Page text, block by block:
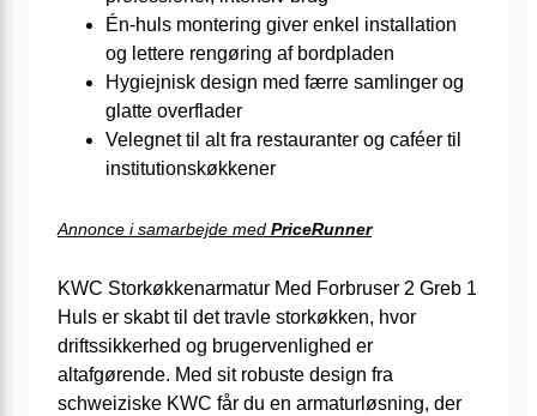
Én-huls montering giver enkel installation
og lettere rengøring af bordpladen
Hygiejnisk design med færre samlinger og
glatte overflader
Velegnet til alt fra restauranter og caféer til
institutionskøkkener
Annonce i samarbejde med PriceRunner
KWC Storkøkkenarmatur Med Forbruser 2 Greb 1
Huls er skabt til det travle storkøkken, hvor
driftssikkerhed og brugervenlighed er
altafgørende. Med sit robuste design fra
schweiziske KWC får du en armatur­løsning, der